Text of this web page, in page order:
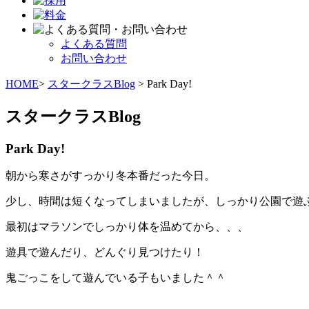
よくある質問
お問い合わせ
HOME> スタークラスBlog > Park Day!
スタークラスBlog
Park Day!
朝から寒さがすっかり冬本番だった今日。
少し、時間は短くなってしまいましたが、しっかり公園で遊
最初はマラソンでしっかり体を温めてから、、、
遊具で遊んだり、どんぐり見つけたり！
鬼ごっこをして遊んでいる子もいました＾＾